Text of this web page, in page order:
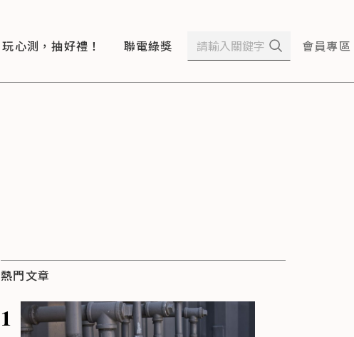
玩心測，抽好禮！ 聯電綠獎 會員專區
熱門文章
1